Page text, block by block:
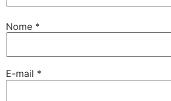
Nome *
E-mail *